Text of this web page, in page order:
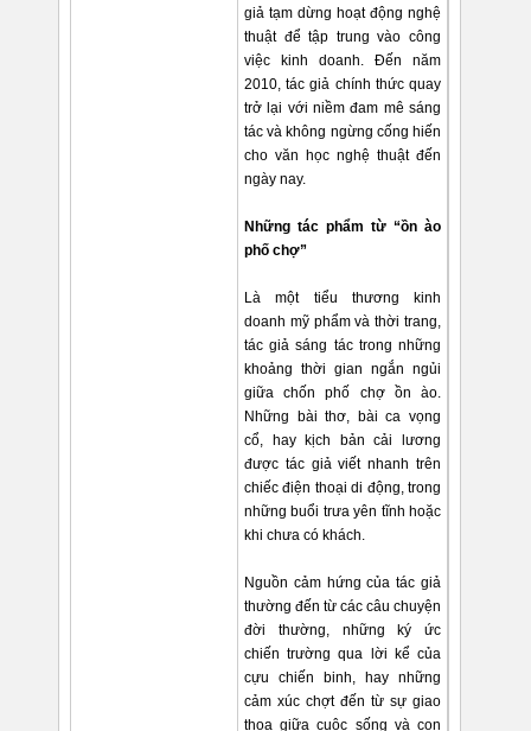
giả tạm dừng hoạt động nghệ
thuật để tập trung vào công
việc kinh doanh. Đến năm
2010, tác giả chính thức quay
trở lại với niềm đam mê sáng
tác và không ngừng cống hiến
cho văn học nghệ thuật đến
ngày nay.
Những tác phẩm từ “ồn ào
phố chợ”
Là một tiểu thương kinh
doanh mỹ phẩm và thời trang,
tác giả sáng tác trong những
khoảng thời gian ngắn ngủi
giữa chốn phố chợ ồn ào.
Những bài thơ, bài ca vọng
cổ, hay kịch bản cải lương
được tác giả viết nhanh trên
chiếc điện thoại di động, trong
những buổi trưa yên tĩnh hoặc
khi chưa có khách.
Nguồn cảm hứng của tác giả
thường đến từ các câu chuyện
đời thường, những ký ức
chiến trường qua lời kể của
cựu chiến binh, hay những
cảm xúc chợt đến từ sự giao
thoa giữa cuộc sống và con